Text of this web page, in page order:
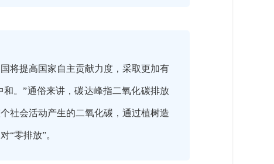
将提高国家自主贡献力度，采取更加有
。”通俗来讲，碳达峰指二氧化碳排放
社会活动产生的二氧化碳，通过植树造
“零排放”。